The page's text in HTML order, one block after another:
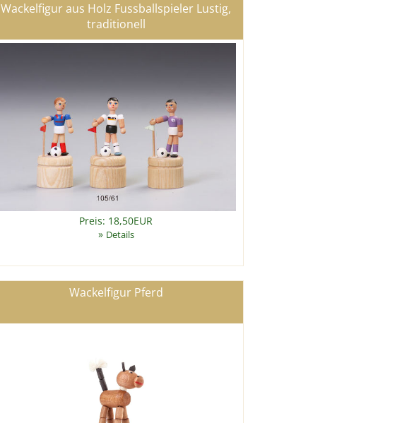
Wackelfigur aus Holz Fussballspieler Lustig,
traditionell
Preis: 18,50EUR
» Details
Wackelfigur Pferd